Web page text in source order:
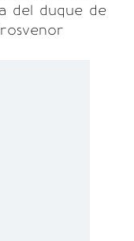
del duque de